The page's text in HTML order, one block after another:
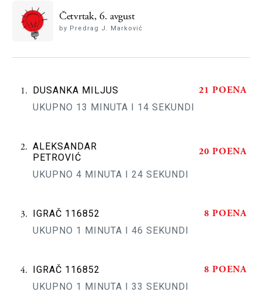
Četvrtak, 6. avgust
by Predrag J. Marković
DUSANKA MILJUS
UKUPNO 13 MINUTA I 14 SEKUNDI
21 POENA
ALEKSANDAR
PETROVIĆ
UKUPNO 4 MINUTA I 24 SEKUNDI
20 POENA
IGRAČ 116852
UKUPNO 1 MINUTA I 46 SEKUNDI
8 POENA
IGRAČ 116852
UKUPNO 1 MINUTA I 33 SEKUNDI
8 POENA